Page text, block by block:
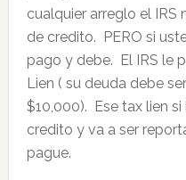
cualquier arreglo el IRS
de credito. PERO si
pago y debe. El IRS le
Lien ( su deuda debe
$10,000). Ese tax lien
credito y va a ser
pague.